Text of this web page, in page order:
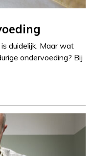
duidelijk. Maar wat
ondervoeding? Bij